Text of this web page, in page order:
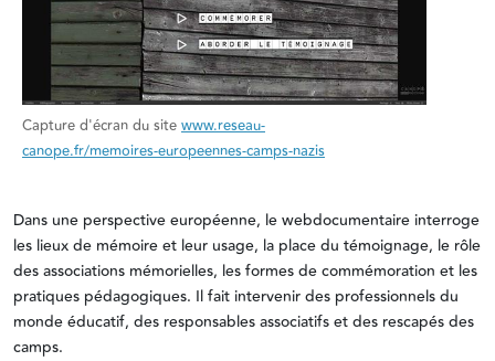
Capture d'écran du site www.reseau-
canope.fr/memoires-europeennes-camps-nazis
Dans une perspective européenne, le webdocumentaire interroge
les lieux de mémoire et leur usage, la place du témoignage, le rôle
des associations mémorielles, les formes de commémoration et les
pratiques pédagogiques. Il fait intervenir des professionnels du
monde éducatif, des responsables associatifs et des rescapés des
camps.